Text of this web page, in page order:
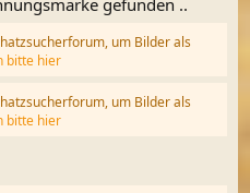
um Bilder als
bitte hier
um Bilder als
bitte hier